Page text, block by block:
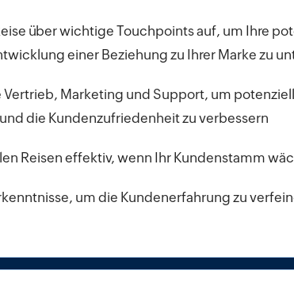
über wichtige Touchpoints auf, um Ihre
einer Beziehung zu Ihrer Marke zu
Marketing und Support, um
die Kundenzufriedenheit zu verbessern
Reisen effektiv, wenn Ihr Kundenstamm
um die Kundenerfahrung zu